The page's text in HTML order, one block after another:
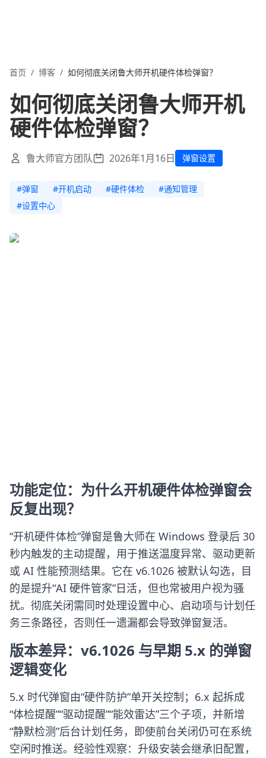
首页 / 博客 / 如何彻底关闭鲁大师开机硬件体检弹窗？
如何彻底关闭鲁大师开机
硬件体检弹窗？
鲁大师官方团队 2026年1月16日 弹窗设置
#弹窗 #开机启动 #硬件体检 #通知管理
#设置中心
功能定位：为什么开机硬件体检弹窗会
反复出现？
“开机硬件体检”弹窗是鲁大师在 Windows 登录后 30
秒内触发的主动提醒，用于推送温度异常、驱动更新
或 AI 性能预测结果。它在 v6.1026 被默认勾选，目
的是提升“AI 硬件管家”日活，但也常被用户视为骚
扰。彻底关闭需同时处理设置中心、启动项与计划任
务三条路径，否则任一遗漏都会导致弹窗复活。
版本差异：v6.1026 与早期 5.x 的弹窗
逻辑变化
5.x 时代弹窗由“硬件防护”单开关控制；6.x 起拆成
“体检提醒”“驱动提醒”“能效雷达”三个子项，并新增
“静默检测”后台计划任务，即使前台关闭仍可在系统
空闲时推送。经验性观察：升级安装会继承旧配置，